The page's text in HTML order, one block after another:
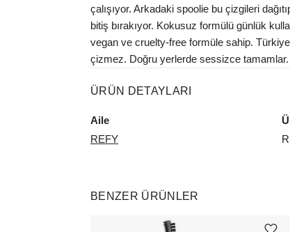
çalışıyor. Arkadaki spoolie bu çizgileri
bitiş bırakıyor. Kokusuz formülü günlük
vegan ve cruelty-free formüle sahip.
çizmez. Doğru yerlerde sessizce tamamlar.
ÜRÜN DETAYLARI
Aile
REFY
BENZER ÜRÜNLER